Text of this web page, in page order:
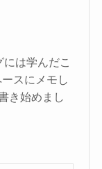
は学んだこ
スにメモし
き始めまし